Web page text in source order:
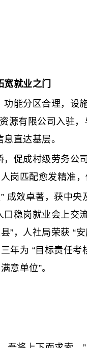
就业之门
分区合理，设施
源有限公司入驻
直达基层。
成村级劳务公司
岗匹配愈发精准
效卓著，获中央
口稳岗就业会上交
”，人社局荣获 “
年为 “目标责任
意单位”。